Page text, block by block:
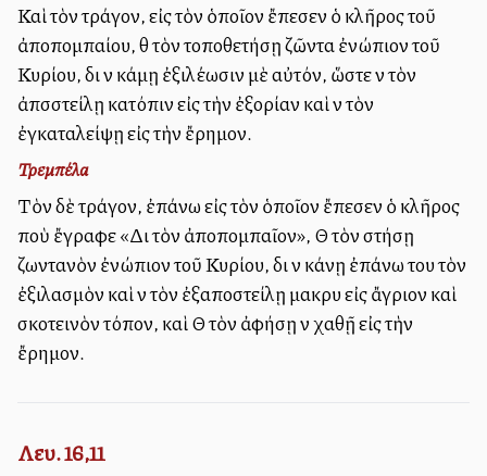
Καὶ τὸν τράγον, εἰς τὸν ὁποῖον ἔπεσεν ὁ κλῆρος τοῦ
ἀποπομπαίου, θὰ τὸν τοποθετήσῃ ζῶντα ἐνώπιον τοῦ
Κυρίου, διὰ νὰ κάμῃ ἐξιλέωσιν μὲ αὐτόν, ὥστε νὰ τὸν
ἀπσστείλῃ κατόπιν εἰς τὴν ἐξορίαν καὶ νὰ τὸν
ἐγκαταλείψῃ εἰς τὴν ἔρημον.
Τρεμπέλα
Τὸν δὲ τράγον, ἐπάνω εἰς τὸν ὁποῖον ἔπεσεν ὁ κλῆρος
ποὺ ἔγραφε «Διὰ τὸν ἀποπομπαῖον», Θὰ τὸν στήσῃ
ζωντανὸν ἐνώπιον τοῦ Κυρίου, διὰ νὰ κάνῃ ἐπάνω του τὸν
ἐξιλασμὸν καὶ νὰ τὸν ἐξαποστείλῃ μακρυὰ εἰς ἄγριον καὶ
σκοτεινὸν τόπον, καὶ Θὰ τὸν ἀφήσῃ νὰ χαθῇ εἰς τὴν
ἔρημον.
Λευ. 16,11